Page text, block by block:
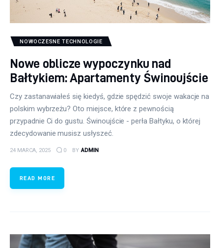
NOWOCZESNE TECHNOLOGIE
Nowe oblicze wypoczynku nad
Bałtykiem: Apartamenty Świnoujście
Czy zastanawiałeś się kiedyś, gdzie spędzić swoje wakacje na
polskim wybrzeżu? Oto miejsce, które z pewnością
przypadnie Ci do gustu. Świnoujście - perła Bałtyku, o której
zdecydowanie musisz usłyszeć.
24 MARCA, 2025 0 BY ADMIN
READ MORE